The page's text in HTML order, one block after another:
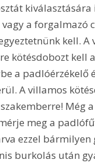
kiválasztására
a forgalmazó
kell. A
kötésdobozt kell
a padlóérzékelő
A villamos
Még
meg a
ezzel
burkolás után